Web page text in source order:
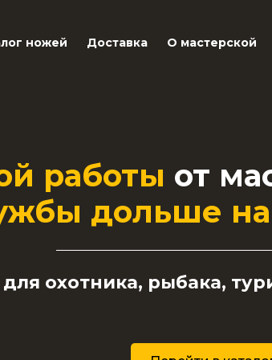
ножей Доставка О мастерской
работы от
дольше на
охотника, рыбака,